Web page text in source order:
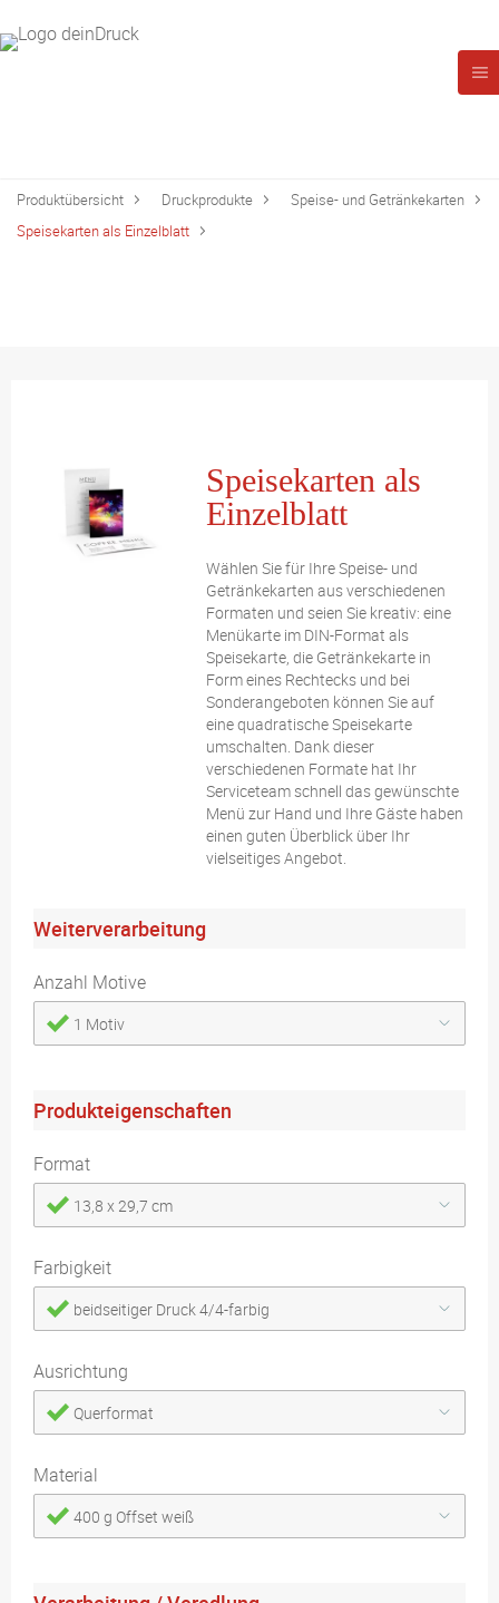
Produktübersicht Druckprodukte
Speise- und Getränkekarten
Speisekarten als Einzelblatt
Speisekarten als
Einzelblatt
Wählen Sie für Ihre Speise- und
Getränkekarten aus verschiedenen
Formaten und seien Sie kreativ: eine
Menükarte im DIN-Format als
Speisekarte, die Getränkekarte in
Form eines Rechtecks und bei
Sonderangeboten können Sie auf
eine quadratische Speisekarte
umschalten. Dank dieser
verschiedenen Formate hat Ihr
Serviceteam schnell das gewünschte
Menü zur Hand und Ihre Gäste haben
einen guten Überblick über Ihr
vielseitiges Angebot.
Weiterverarbeitung
Anzahl Motive
1 Motiv
Produkteigenschaften
Format
13,8 x 29,7 cm
Farbigkeit
beidseitiger Druck 4/4-farbig
Ausrichtung
Querformat
Material
400 g Offset weiß